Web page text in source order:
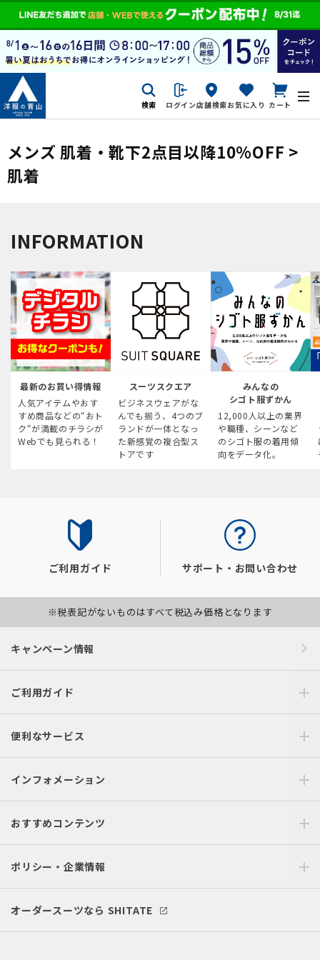
検索 ログイン店舗検索お気に入り カート
メンズ 肌着・靴下2点目以降10%OFF >
肌着
INFORMATION
最新のお買い得情報
人気アイテムやおす
すめ商品などの“おト
ク“が満載のチラシが
Webでも見られる！
スーツスクエア
ビジネスウェアがな
んでも揃う、4つのブ
ランドが一体となっ
た新感覚の複合型ス
トアです
みんなの
シゴト服ずかん
12,000人以上の業界
や職種、シーンなど
のシゴト服の着用傾
向をデータ化。
ご利用ガイド サポート・お問い合わせ
※税表記がないものはすべて税込み価格となります
キャンペーン情報
ご利用ガイド
便利なサービス
インフォメーション
おすすめコンテンツ
ポリシー・企業情報
オーダースーツなら SHITATE